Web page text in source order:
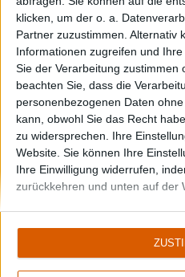
klicken, um der o. a.
Partner zuzustimmen. Alternativ
Informationen zugreifen und
Sie der Verarbeitung zustimmen
beachten Sie, dass die
personenbezogenen Daten
kann, obwohl Sie das Recht
zu widersprechen. Ihre
Website. Sie können Ihre
Ihre Einwilligung widerrufen,
zurückkehren und unten auf der